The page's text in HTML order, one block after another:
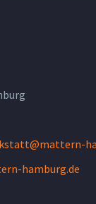
hamburg.de